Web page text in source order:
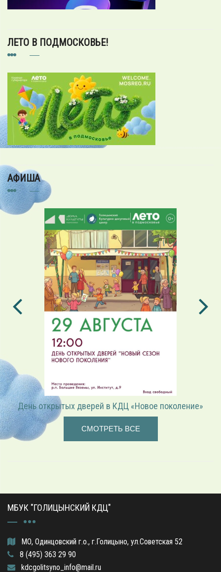
ЛЕТО В ПОДМОСКОВЬЕ!
АФИША
«Играем в режиссёра» — театрализованная программа
СМОТРЕТЬ ВСЕ
МБУК "ГОЛИЦЫНСКИЙ КДЦ"
МО, Одинцовский г.о., г.Голицыно, ул.Советская 52
8 (495) 363 29 90
kdcgolitsyno_info@mail.ru